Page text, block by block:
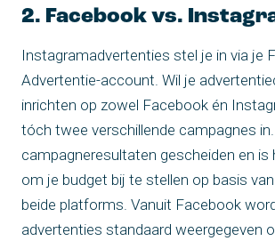
2. Facebook vs.
Instagramadvertenties stel je in via je
Advertentie-account. Wil je
inrichten op zowel Facebook én
tóch twee verschillende campagnes
campagneresultaten gescheiden en is
om je budget bij te stellen op basis
beide platforms. Vanuit Facebook
advertenties standaard weergegeven